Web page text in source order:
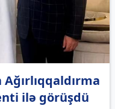
ilə görüşdü